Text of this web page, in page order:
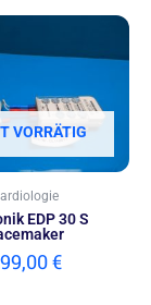
VORRÄTIG
EDP 30 S
€